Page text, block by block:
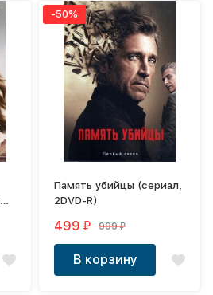
-50%
Память убийцы (сериал,
2DVD-R)
499₽ 999₽
В корзину